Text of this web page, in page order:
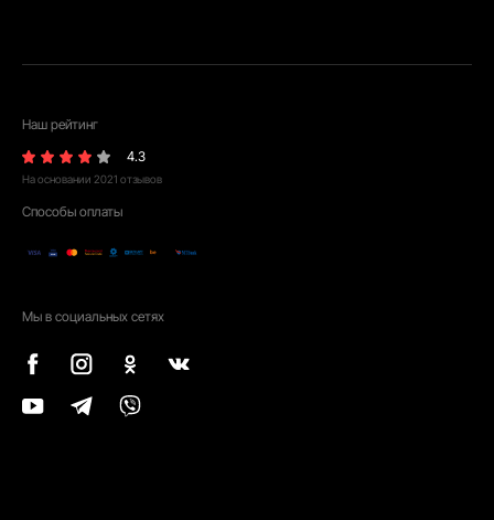
Наш рейтинг
4.3
На основании 2021 отзывов
Способы оплаты
Мы в социальных сетях